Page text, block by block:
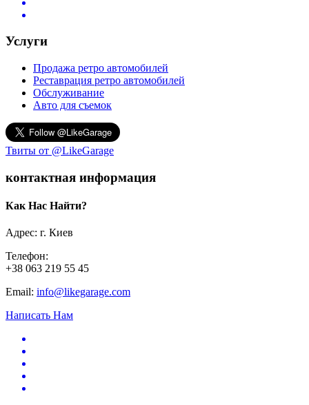
Услуги
Продажа ретро автомобилей
Реставрация ретро автомобилей
Обслуживание
Авто для съемок
Твиты от @LikeGarage
контактная информация
Как Нас Найти?
Адрес: г. Киев
Телефон:
+38 063 219 55 45
Email: info@likegarage.com
Написать Нам